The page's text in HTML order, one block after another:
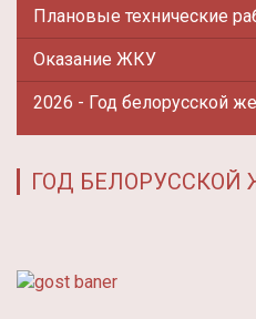
Плановые технические
Оказание ЖКУ
2026 - Год белорусской
ГОД